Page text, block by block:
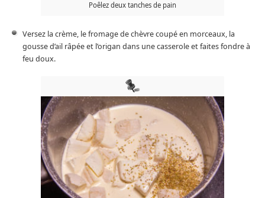
Poêlez deux tanches de pain
Versez la crème, le fromage de chèvre coupé en morceaux, la
gousse d’ail râpée et l’origan dans une casserole et faites fondre à
feu doux.